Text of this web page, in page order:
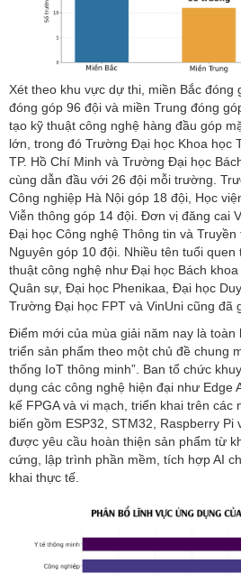
Xét theo khu vực dự thi, miền Bắc đóng
đóng góp 96 đội và miền Trung đóng
tạo kỹ thuật công nghệ hàng đầu góp
lớn, trong đó Trường Đại học Khoa học
TP. Hồ Chí Minh và Trường Đại học
cùng dẫn đầu với 26 đội mỗi trường.
Công nghiệp Hà Nội góp 18 đội, Học
Viễn thông góp 14 đội. Đơn vị đăng cai
Đại học Công nghệ Thông tin và
Nguyên góp 10 đội. Nhiều tên tuổi
thuật công nghệ như Đại học Bách
Quân sự, Đại học Phenikaa, Đại học
Trường Đại học FPT và VinUni cũng đã
Điểm mới của mùa giải năm nay là toàn
triển sản phẩm theo một chủ đề chung
thống IoT thông minh”. Ban tổ chức
dụng các công nghệ hiện đại như Edge
kế FPGA và vi mạch, triển khai trên các
biến gồm ESP32, STM32, Raspberry Pi
được yêu cầu hoàn thiện sản phẩm từ
cứng, lập trình phần mềm, tích hợp AI
khai thực tế.